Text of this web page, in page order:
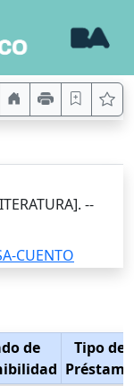
--
CUENTO
de
Tipo de
Préstamo